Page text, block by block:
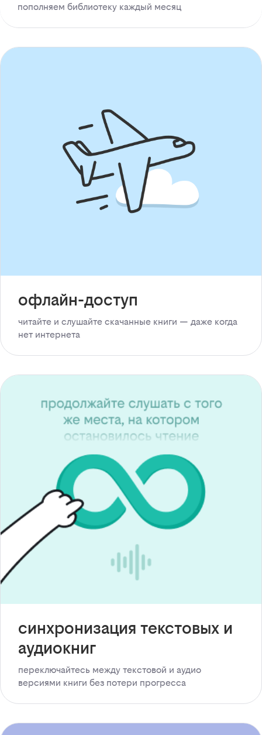
пополняем библиотеку каждый месяц
офлайн-доступ
читайте и слушайте скачанные книги — даже когда
нет интернета
синхронизация текстовых и
аудиокниг
переключайтесь между текстовой и аудио
версиями книги без потери прогресса